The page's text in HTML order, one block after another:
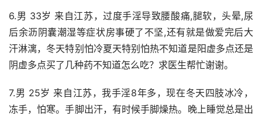
6.男 33岁 来自江苏，过度手淫导致腰酸痛,腿软，头晕,尿
后余沥阴囊潮湿等症状房事硬了不坚,还有就是做爱完后大
汗淋漓，冬天特别怕冷夏天特别怕热不知道是阳虚多点还是
阴虚多点买了几种药不知道怎么吃？求医生帮忙谢谢。
7.男 25岁 来自江苏，我手淫8年多，现在冬天四肢冰冷，
冻手，怕寒。手脚出汗，有时候手脚燥热。晚上睡觉总是出